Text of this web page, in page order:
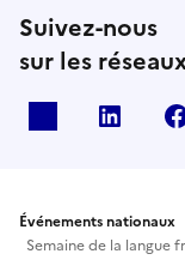
Suivez-nous
sur les
Événements nationaux
Semaine de la langue